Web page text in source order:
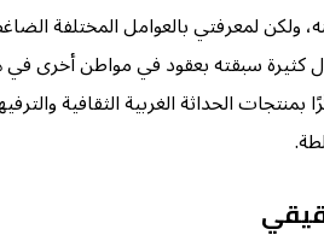
ولكن لمعرفتي بالعوامل المختلفة
كثيرة سبقته بعقود في مواطن أخرى
بمنتجات الحداثة الغربية الثقافية